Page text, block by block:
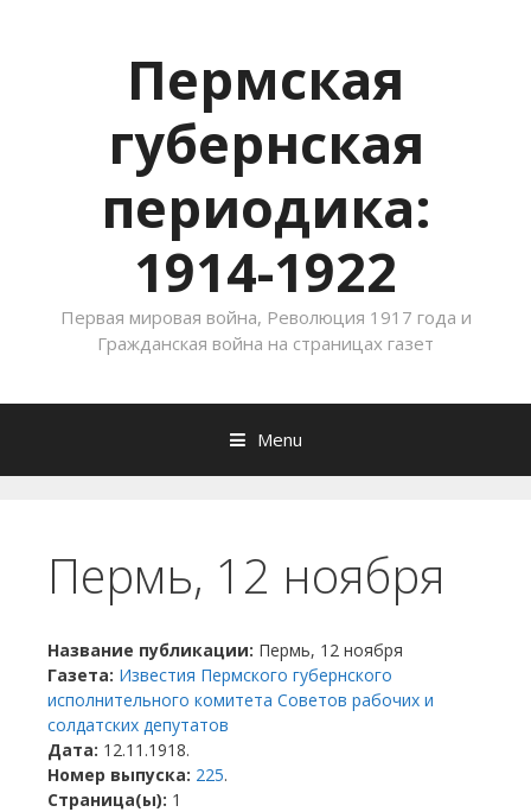
Пермская
губернская
периодика:
1914-1922
Первая мировая война, Революция 1917 года и
Гражданская война на страницах газет
Menu
Пермь, 12 ноября
Название публикации: Пермь, 12 ноября
Газета: Известия Пермского губернского
исполнительного комитета Советов рабочих и
солдатских депутатов
Дата: 12.11.1918.
Номер выпуска: 225.
Страница(ы): 1